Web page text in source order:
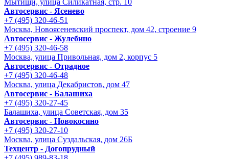
Автосервис - Ясенево
+7 (495) 320-46-51
Москва, Новоясеневский проспект, дом 42, строение 9
Автосервис - Жулебино
+7 (495) 320-46-58
Москва, улица Привольная, дом 2, корпус 5
Автосервис - Отрадное
+7 (495) 320-46-48
Москва, улица Декабристов, дом 47
Автосервис - Балашиха
+7 (495) 320-27-45
Балашиха, улица Советская, дом 35
Автосервис - Новокосино
+7 (495) 320-27-10
Москва, улица Суздальская, дом 26Б
Техцентр - Догопрудный